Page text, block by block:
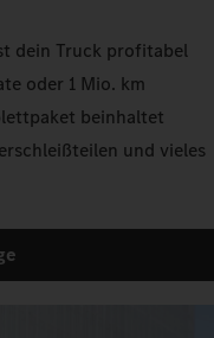
dein Truck profitabel
oder 1 Mio. km
beinhaltet
und vieles